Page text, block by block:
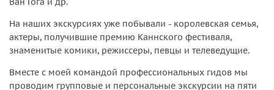
На наших экскурсиях уже побывали - королевская семья,
актеры, получившие премию Каннского фестиваля,
знаменитые комики, режиссеры, певцы и телеведущие.
Вместе с моей командой профессиональных гидов мы
проводим групповые и персональные экскурсии на пяти